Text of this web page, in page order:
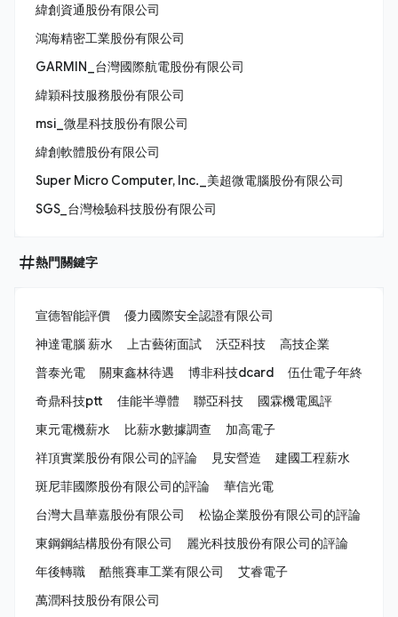
緯創資通股份有限公司
鴻海精密工業股份有限公司
GARMIN_台灣國際航電股份有限公司
緯穎科技服務股份有限公司
msi_微星科技股份有限公司
緯創軟體股份有限公司
Super Micro Computer, Inc._美超微電腦股份有限公司
SGS_台灣檢驗科技股份有限公司
熱門關鍵字
宣德智能評價
優力國際安全認證有限公司
神達電腦 薪水
上古藝術面試 沃亞科技
高技企業
普泰光電
關東鑫林待遇 博非科技dcard
伍仕電子年終
奇鼎科技ptt
佳能半導體 聯亞科技
國霖機電風評
東元電機薪水
比薪水數據調查
加高電子
祥頂實業股份有限公司的評論
見安營造
建國工程薪水
斑尼菲國際股份有限公司的評論
華信光電
台灣大昌華嘉股份有限公司
松協企業股份有限公司的評論
東鋼鋼結構股份有限公司
麗光科技股份有限公司的評論
年後轉職
酷熊賽車工業有限公司
艾睿電子
萬潤科技股份有限公司